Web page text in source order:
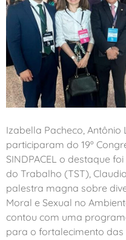
Izabella Pacheco, Antônio
participaram do 19º
SINDPACEL o destaque
do Trabalho (TST),
palestra magna sobre
Moral e Sexual no
contou com uma
para o fortalecimento